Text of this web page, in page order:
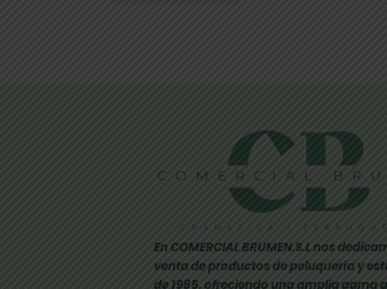
En COMERCIAL BRUMEN.S.L nos
venta de productos de peluquería y
de 1985, ofreciendo una amplia gama